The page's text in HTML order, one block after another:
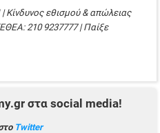
εθισμού & απώλειας
210 9237777 | Παίξε
στα social media!
Twitter